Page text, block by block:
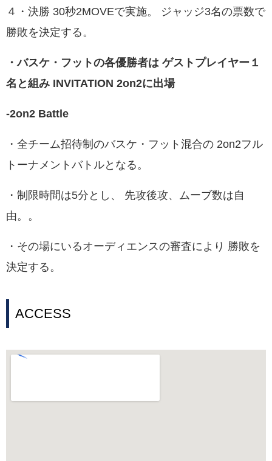
４・決勝 30秒2MOVEで実施。 ジャッジ3名の票数で
勝敗を決定する。
・バスケ・フットの各優勝者は ゲストプレイヤー１
名と組み INVITATION 2on2に出場
-2on2 Battle
・全チーム招待制のバスケ・フット混合の 2on2フル
トーナメントバトルとなる。
・制限時間は5分とし、 先攻後攻、ムーブ数は自
由。。
・その場にいるオーディエンスの審査により 勝敗を
決定する。
ACCESS